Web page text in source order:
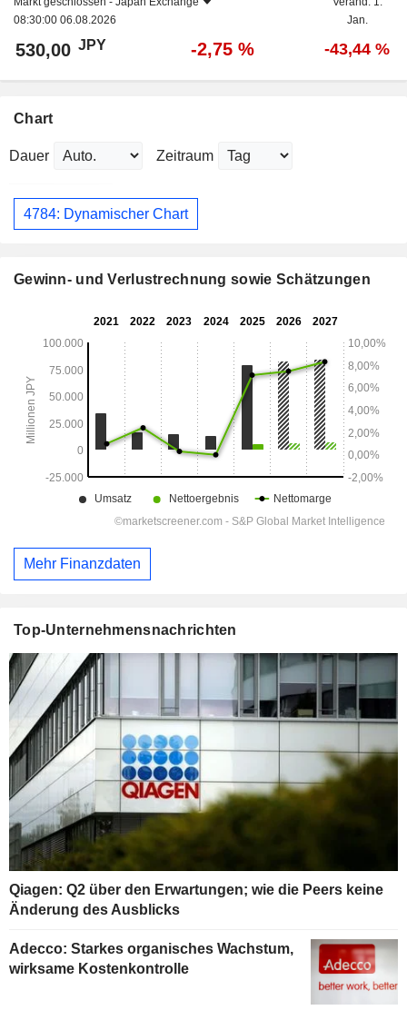
08:30:00 06.08.2026
Jan.
530,00 JPY -2,75 % -43,44 %
Chart
Dauer Zeitraum
4784: Dynamischer Chart
Gewinn- und Verlustrechnung sowie Schätzungen
Mehr Finanzdaten
Top-Unternehmensnachrichten
Qiagen: Q2 über den Erwartungen; wie die Peers keine
Änderung des Ausblicks
Adecco: Starkes organisches Wachstum,
wirksame Kostenkontrolle